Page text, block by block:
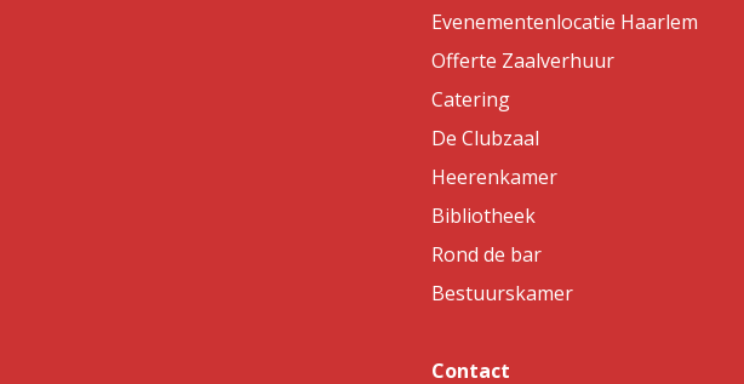
Evenementenlocatie Haarlem
Offerte Zaalverhuur
Catering
De Clubzaal
Heerenkamer
Bibliotheek
Rond de bar
Bestuurskamer
Contact